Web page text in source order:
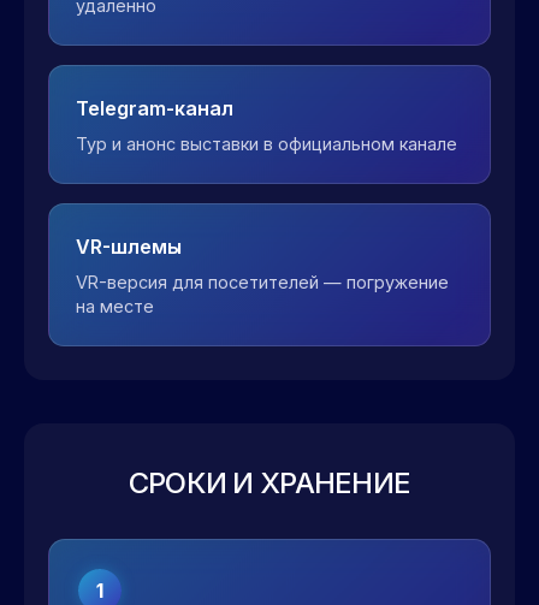
удалённо
Telegram-канал
Тур и анонс выставки в официальном канале
VR-шлемы
VR-версия для посетителей — погружение
на месте
СРОКИ И ХРАНЕНИЕ
1